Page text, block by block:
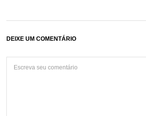
DEIXE UM COMENTÁRIO